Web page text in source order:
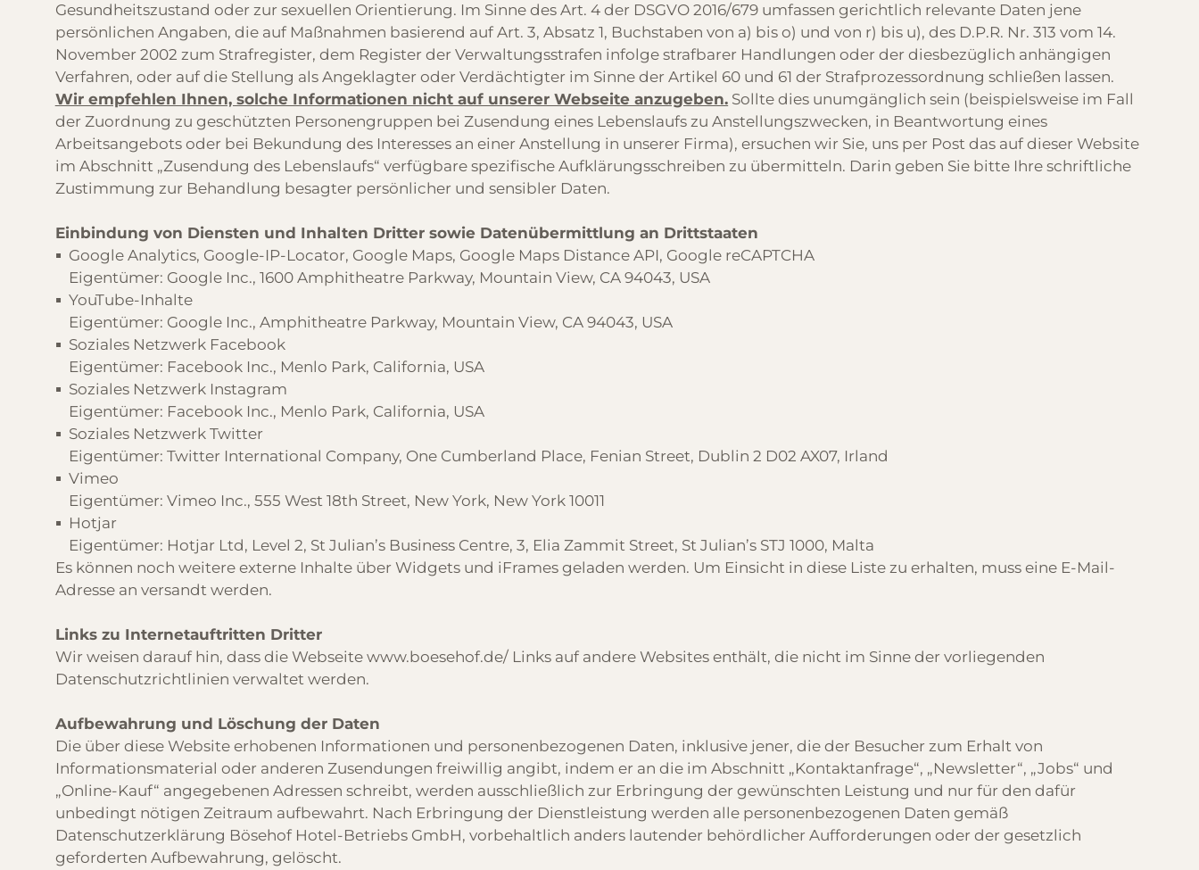
Gesundheitszustand oder zur sexuellen Orientierung. Im Sinne des Art. 4 der DSGVO 2016/679 umfassen gerichtlich relevante Daten jene
persönlichen Angaben, die auf Maßnahmen basierend auf Art. 3, Absatz 1, Buchstaben von a) bis o) und von r) bis u), des D.P.R. Nr. 313 vom 14.
November 2002 zum Strafregister, dem Register der Verwaltungsstrafen infolge strafbarer Handlungen oder der diesbezüglich anhängigen
Verfahren, oder auf die Stellung als Angeklagter oder Verdächtigter im Sinne der Artikel 60 und 61 der Strafprozessordnung schließen lassen.
Wir empfehlen Ihnen, solche Informationen nicht auf unserer Webseite anzugeben. Sollte dies unumgänglich sein (beispielsweise im Fall
der Zuordnung zu geschützten Personengruppen bei Zusendung eines Lebenslaufs zu Anstellungszwecken, in Beantwortung eines
Arbeitsangebots oder bei Bekundung des Interesses an einer Anstellung in unserer Firma), ersuchen wir Sie, uns per Post das auf dieser Website
im Abschnitt „Zusendung des Lebenslaufs“ verfügbare spezifische Aufklärungsschreiben zu übermitteln. Darin geben Sie bitte Ihre schriftliche
Zustimmung zur Behandlung besagter persönlicher und sensibler Daten.
Einbindung von Diensten und Inhalten Dritter sowie Datenübermittlung an Drittstaaten
Google Analytics, Google-IP-Locator, Google Maps, Google Maps Distance API, Google reCAPTCHA
Eigentümer: Google Inc., 1600 Amphitheatre Parkway, Mountain View, CA 94043, USA
YouTube-Inhalte
Eigentümer: Google Inc., Amphitheatre Parkway, Mountain View, CA 94043, USA
Soziales Netzwerk Facebook
Eigentümer: Facebook Inc., Menlo Park, California, USA
Soziales Netzwerk Instagram
Eigentümer: Facebook Inc., Menlo Park, California, USA
Soziales Netzwerk Twitter
Eigentümer: Twitter International Company, One Cumberland Place, Fenian Street, Dublin 2 D02 AX07, Irland
Vimeo
Eigentümer: Vimeo Inc., 555 West 18th Street, New York, New York 10011
Hotjar
Eigentümer: Hotjar Ltd, Level 2, St Julian’s Business Centre, 3, Elia Zammit Street, St Julian’s STJ 1000, Malta
Es können noch weitere externe Inhalte über Widgets und iFrames geladen werden. Um Einsicht in diese Liste zu erhalten, muss eine E-Mail-
Adresse an versandt werden.
Links zu Internetauftritten Dritter
Wir weisen darauf hin, dass die Webseite www.boesehof.de/ Links auf andere Websites enthält, die nicht im Sinne der vorliegenden
Datenschutzrichtlinien verwaltet werden.
Aufbewahrung und Löschung der Daten
Die über diese Website erhobenen Informationen und personenbezogenen Daten, inklusive jener, die der Besucher zum Erhalt von
Informationsmaterial oder anderen Zusendungen freiwillig angibt, indem er an die im Abschnitt „Kontaktanfrage“, „Newsletter“, „Jobs“ und
„Online-Kauf“ angegebenen Adressen schreibt, werden ausschließlich zur Erbringung der gewünschten Leistung und nur für den dafür
unbedingt nötigen Zeitraum aufbewahrt. Nach Erbringung der Dienstleistung werden alle personenbezogenen Daten gemäß
Datenschutzerklärung Bösehof Hotel-Betriebs GmbH, vorbehaltlich anders lautender behördlicher Aufforderungen oder der gesetzlich
geforderten Aufbewahrung, gelöscht.